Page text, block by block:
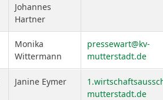
Johannes
Hartner
Monika
Wittermann
pressewart@kv-
mutterstadt.de
Janine Eymer
mutterstadt.de